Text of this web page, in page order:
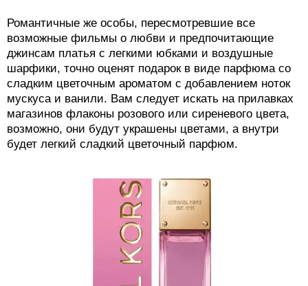
Романтичные же особы, пересмотревшие все
возможные фильмы о любви и предпочитающие
джинсам платья с легкими юбками и воздушные
шарфики, точно оценят подарок в виде парфюма со
сладким цветочным ароматом с добавлением ноток
мускуса и ванили. Вам следует искать на прилавках
магазинов флаконы розового или сиреневого цвета,
возможно, они будут украшены цветами, а внутри
будет легкий сладкий цветочный парфюм.